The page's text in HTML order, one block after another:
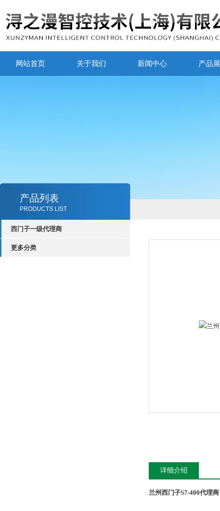
网站首页 关于我们 新闻中心 产品
产品列表
PRODUCTS LIST
西门子一级代理商
更多分类
详细介绍
兰州西门子S7-400代理商